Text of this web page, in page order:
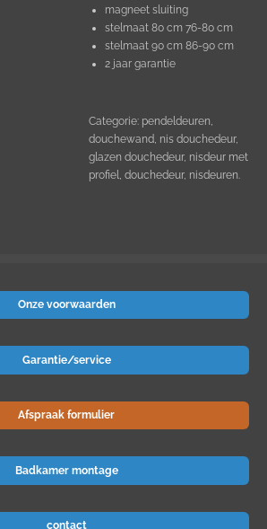
magneet sluiting
stelmaat 80 cm 76-80 cm
stelmaat 90 cm 86-90 cm
2 jaar garantie
Categorie: pendeldeuren,
douchewand, nis douchedeur,
glazen douchedeur, nisdeur met
profiel, douchedeur, nisdeuren.
Onze voorwaarden
Garantie/service
Afspraak formulier
Badkamer montage
contact